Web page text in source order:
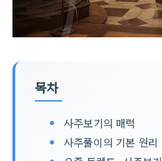
목차
사주보기의 매력
사주풀이의 기본 원리